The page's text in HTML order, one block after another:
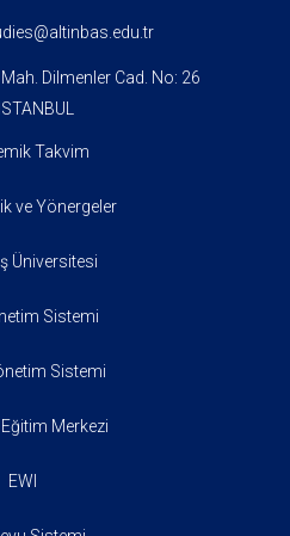
Dilmenler Cad. No: 26
Takvim
ve Yönergeler
Üniversitesi
Sistemi
Sistemi
Merkezi
EWI